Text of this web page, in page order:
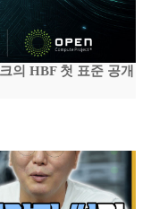
의 HBF 첫 표준 공개